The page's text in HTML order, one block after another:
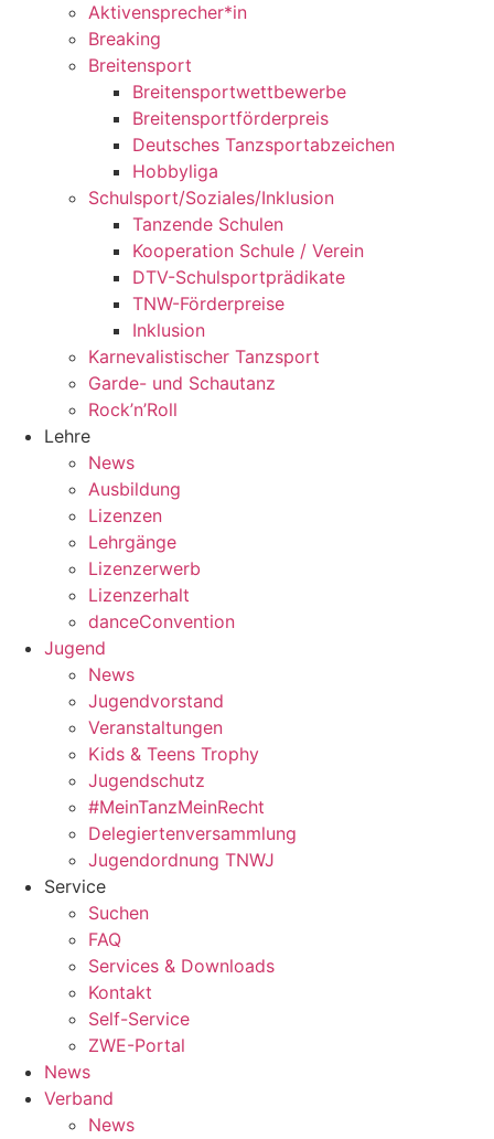
Aktivensprecher*in
Breaking
Breitensport
Breitensportwettbewerbe
Breitensportförderpreis
Deutsches Tanzsportabzeichen
Hobbyliga
Schulsport/Soziales/Inklusion
Tanzende Schulen
Kooperation Schule / Verein
DTV-Schulsportprädikate
TNW-Förderpreise
Inklusion
Karnevalistischer Tanzsport
Garde- und Schautanz
Rock’n’Roll
Lehre
News
Ausbildung
Lizenzen
Lehrgänge
Lizenzerwerb
Lizenzerhalt
danceConvention
Jugend
News
Jugendvorstand
Veranstaltungen
Kids & Teens Trophy
Jugendschutz
#MeinTanzMeinRecht
Delegiertenversammlung
Jugendordnung TNWJ
Service
Suchen
FAQ
Services & Downloads
Kontakt
Self-Service
ZWE-Portal
News
Verband
News